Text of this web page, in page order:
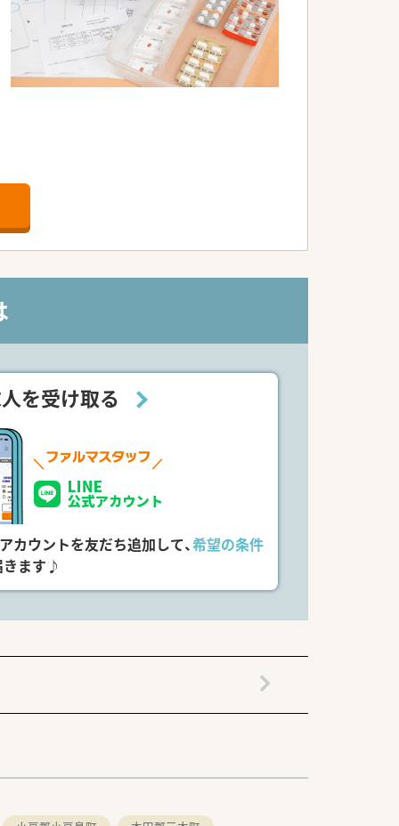
にしながら、豊富な求人情報をご提
えいたします。
います。
）・産前産後休暇・忌引休暇・子の看
を受け取る
カウントを友だち追加して、希望の条件
きます♪